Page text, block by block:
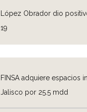
López Obrador dio
19
FINSA adquiere espacios
Jalisco por 25.5 mdd